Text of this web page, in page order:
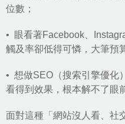
位數；
• 眼看著Facebook、
觸及率卻低得可憐，大筆預
• 想做SEO （搜索引擎優
看得到效果，根本解不了眼
面對這種「網站沒人看、社